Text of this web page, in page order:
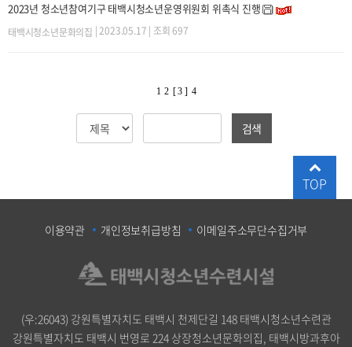
2023년 청소년참여기구 태백시청소년운영위원회 위촉식 진행
태백시청소년문화의집 | 2023.05.17 | 조회 697
1 2 [ 3 ] 4
검색
이용약관 개인정보취급방침 이메일주소무단수집거부
(우:26043) 강원특별자치도 태백시 천제단길 148 태백시청소년수련관
강원특별자치도 태백시 번영로 224 상장청소년문화의집, 태백시방과후아
TOP